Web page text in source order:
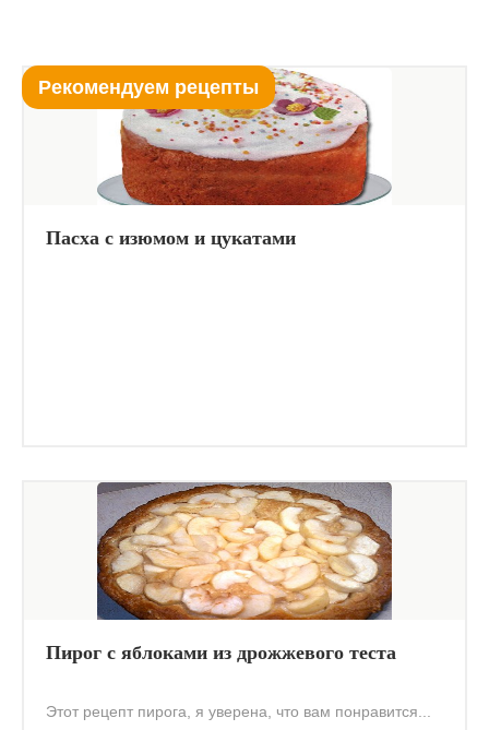
Рекомендуем рецепты
Пасха с изюмом и цукатами
Пирог с яблоками из дрожжевого теста
Этот рецепт пирога, я уверена, что вам понравится...